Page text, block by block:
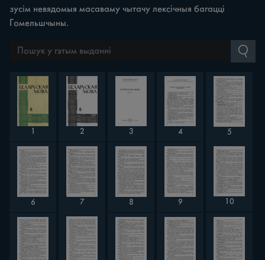
зусім невядомыя масаваму чытачу лексічныя багацці
Гомельшчыны.
2 3 4 5
6 7 8 9 10